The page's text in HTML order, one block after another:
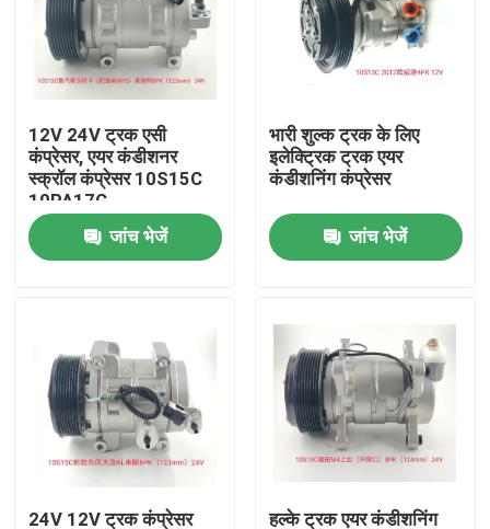
वीडियो
हमारे बारे में
कारखाने का दौरा
गुणवत्ता नियंत्रण
मामलों
एक बोली का अनुरोध
ईवी कार एसी कंप्रेसर
12V 24V ट्रक एसी
कंप्रेसर, एयर कंडीशनर
स्क्रॉल कंप्रेसर 10S15C
10PA17C
जांच भेजें
भारी शुल्क ट्रक के लिए
इलेक्ट्रिक ट्रक एयर
कंडीशनिंग कंप्रेसर
जांच भेजें
24V 12V ट्रक कंप्रेसर हल्के ट्रक एयर कंडीशनिंग